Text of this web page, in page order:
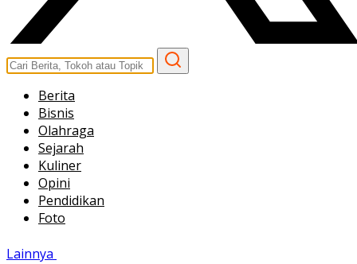
Berita
Bisnis
Olahraga
Sejarah
Kuliner
Opini
Pendidikan
Foto
Lainnya